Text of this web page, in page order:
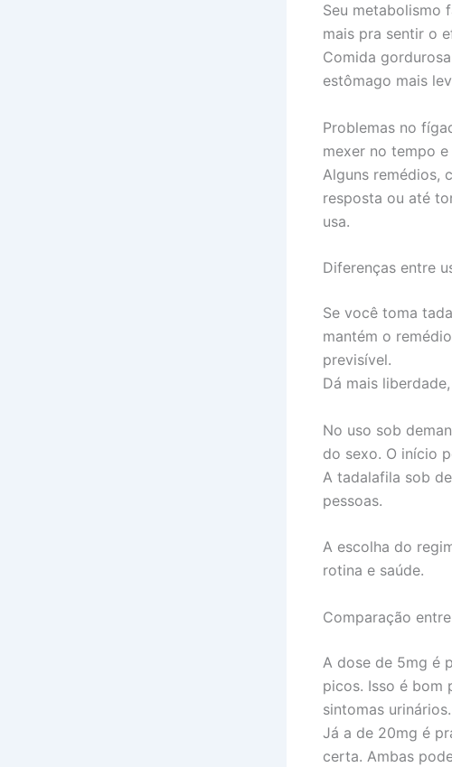
Seu metabolismo
mais pra sentir o
Comida
estômago mais
Problemas no
mexer no tempo
Alguns remédios,
resposta ou até
usa.
Diferenças entre
Se você toma
mantém o
previsível.
Dá mais
No uso sob
do sexo. O início
A tadalafila sob
pessoas.
A escolha do
rotina e saúde.
Comparação
A dose de 5mg é
picos. Isso é bom
sintomas urinários.
Já a de 20mg é
certa. Ambas